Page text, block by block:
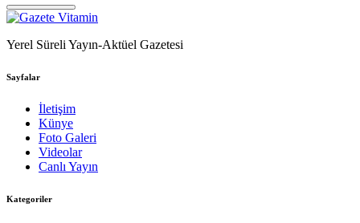
Yerel Süreli Yayın-Aktüel Gazetesi
Sayfalar
İletişim
Künye
Foto Galeri
Videolar
Canlı Yayın
Kategoriler